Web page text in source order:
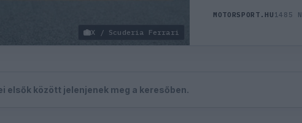
X / Scuderia Ferrari
MOTORSPORT.HU 1485 N
elsők között jelenjenek meg a keresőben.